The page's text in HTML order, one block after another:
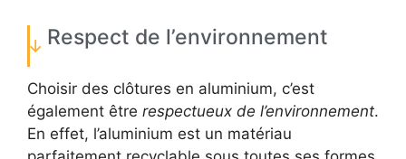
Respect de l’environnement
Choisir des clôtures en aluminium, c’est
également être respectueux de l’environnement.
En effet, l’aluminium est un matériau